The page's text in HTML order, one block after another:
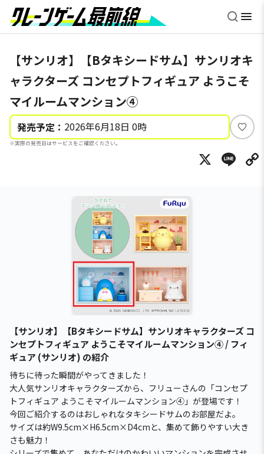
【サンリオ】【Bタキシードサム】サンリオキ
ャラクターズ コンセプトフィギュア ようこそ
マイルームマンション④
発売予定： 2026年6月18日 0時
※実際の発売日はサービスをご確認ください。
い
ね
X
【サンリオ】【Bタキシードサム】サンリオキャラクターズ コ
ンセプトフィギュア ようこそマイルームマンション④ / フィ
ギュア (サンリオ) の紹介
待ちに待った瞬間がやってきました！
大人気サンリオキャラクターズから、フリューさんの「コンセプ
トフィギュア ようこそマイルームマンション④」が登場です！
今回ご紹介するのはおしゃれなタキシードサムのお部屋だよ。
サイズは約W9.5cm×H6.5cm×D4cmと、集めて飾りやすい大き
さも魅力！